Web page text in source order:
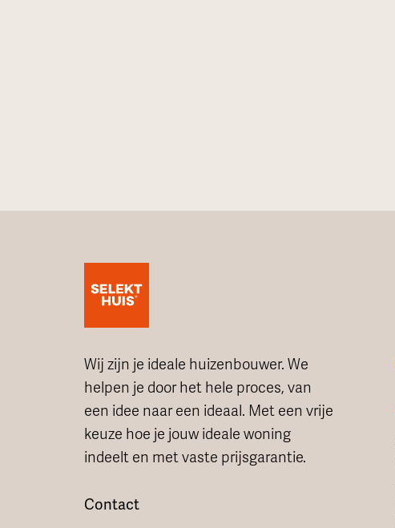
Wij zijn je ideale huizenbouwer. We
helpen je door het hele proces, van
een idee naar een ideaal. Met een vrije
keuze hoe je jouw ideale woning
indeelt en met vaste prijsgarantie.
Contact